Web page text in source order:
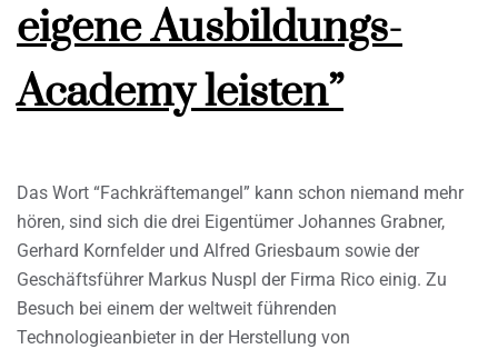
eigene Ausbildungs-
Academy leisten”
Das Wort “Fachkräftemangel” kann schon niemand mehr
hören, sind sich die drei Eigentümer Johannes Grabner,
Gerhard Kornfelder und Alfred Griesbaum sowie der
Geschäftsführer Markus Nuspl der Firma Rico einig. Zu
Besuch bei einem der weltweit führenden
Technologieanbieter in der Herstellung von